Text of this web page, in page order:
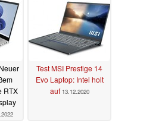
RTX
Test MSI Prestige 14
Evo Laptop: Intel holt
auf 13.12.2020